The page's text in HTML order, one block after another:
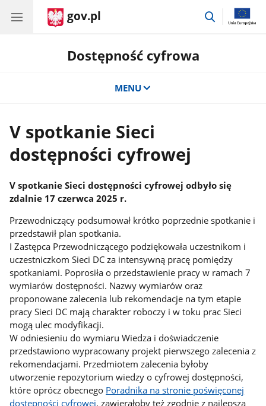
gov.pl
przejdź
Dostępność cyfrowa
MENU
V spotkanie Sieci
dostępności cyfrowej
V spotkanie Sieci dostępności cyfrowej odbyło się
zdalnie 17 czerwca 2025 r.
Przewodniczący podsumował krótko poprzednie spotkanie i
przedstawił plan spotkania.
I Zastępca Przewodniczącego podziękowała uczestnikom i
uczestniczkom Sieci DC za intensywną pracę pomiędzy
spotkaniami. Poprosiła o przedstawienie pracy w ramach 7
wymiarów dostępności. Nazwy wymiarów oraz
proponowane zalecenia lub rekomendacje na tym etapie
pracy Sieci DC mają charakter roboczy i w toku prac Sieci
mogą ulec modyfikacji.
W odniesieniu do wymiaru Wiedza i doświadczenie
przedstawiono wypracowany projekt pierwszego zalecenia z
rekomendacjami. Przedmiotem zalecenia byłoby
utworzenie repozytorium wiedzy o cyfrowej dostępności,
które oprócz obecnego Poradnika na stronie poświęconej
dostępności cyfrowej, zawierałoby też zgodnie z najlepszą